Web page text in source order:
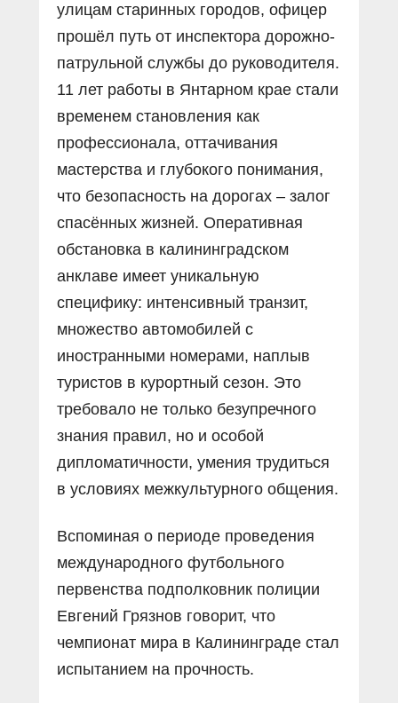
улицам старинных городов, офицер
прошёл путь от инспектора дорожно-
патрульной службы до руководителя.
11 лет работы в Янтарном крае стали
временем становления как
профессионала, оттачивания
мастерства и глубокого понимания,
что безопасность на дорогах – залог
спасённых жизней. Оперативная
обстановка в калининградском
анклаве имеет уникальную
специфику: интенсивный транзит,
множество автомобилей с
иностранными номерами, наплыв
туристов в курортный сезон. Это
требовало не только безупречного
знания правил, но и особой
дипломатичности, умения трудиться
в условиях межкультурного общения.
Вспоминая о периоде проведения
международного футбольного
первенства подполковник полиции
Евгений Грязнов говорит, что
чемпионат мира в Калининграде стал
испытанием на прочность.